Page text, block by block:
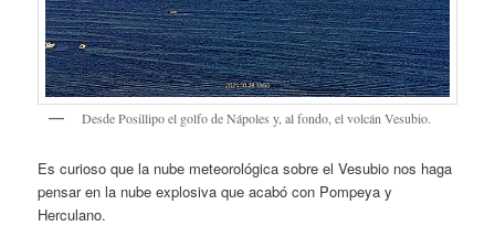
Desde Posillipo el golfo de Nápoles y, al fondo, el volcán Vesubio.
Es curioso que la nube meteorológica sobre el Vesubio nos haga
pensar en la nube explosiva que acabó con Pompeya y
Herculano.